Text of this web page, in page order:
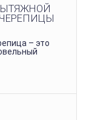
– это